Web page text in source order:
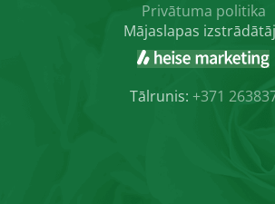
Privātuma politika
Mājaslapas
Tālrunis: +371